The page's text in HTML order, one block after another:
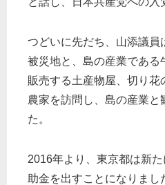
つどいに先だち、山添議員
被災地と、島の産業である
販売する土産物屋、切り花
農家を訪問し、島の産業と
た。
2016年より、東京都は新
助金を出すことになりま